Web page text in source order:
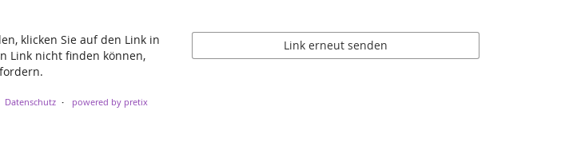
klicken Sie auf den Link in
Link nicht finden können,
Link erneut senden
Datenschutz powered by pretix